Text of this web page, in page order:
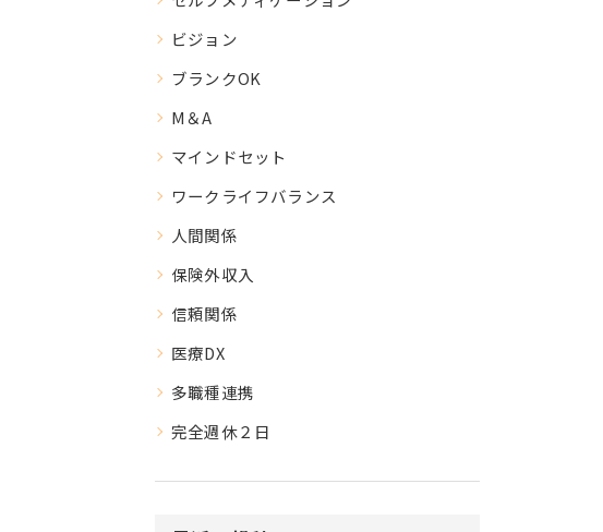
ビジョン
ブランクOK
M＆A
マインドセット
ワークライフバランス
人間関係
保険外収入
信頼関係
医療DX
多職種連携
完全週休２日